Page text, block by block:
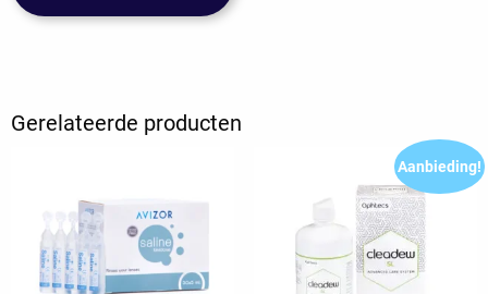
Gerelateerde producten
Aanbieding!